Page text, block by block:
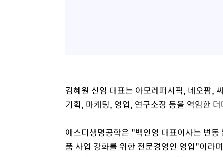
김혜원 신임 대표는 아모레퍼시픽, 네오팜,
기획, 마케팅, 영업, 연구소장 등을 역임한
에스디생명공학은 "백인영 대표이사는 변
품 사업 강화를 위한 전문경영인 영입"이라